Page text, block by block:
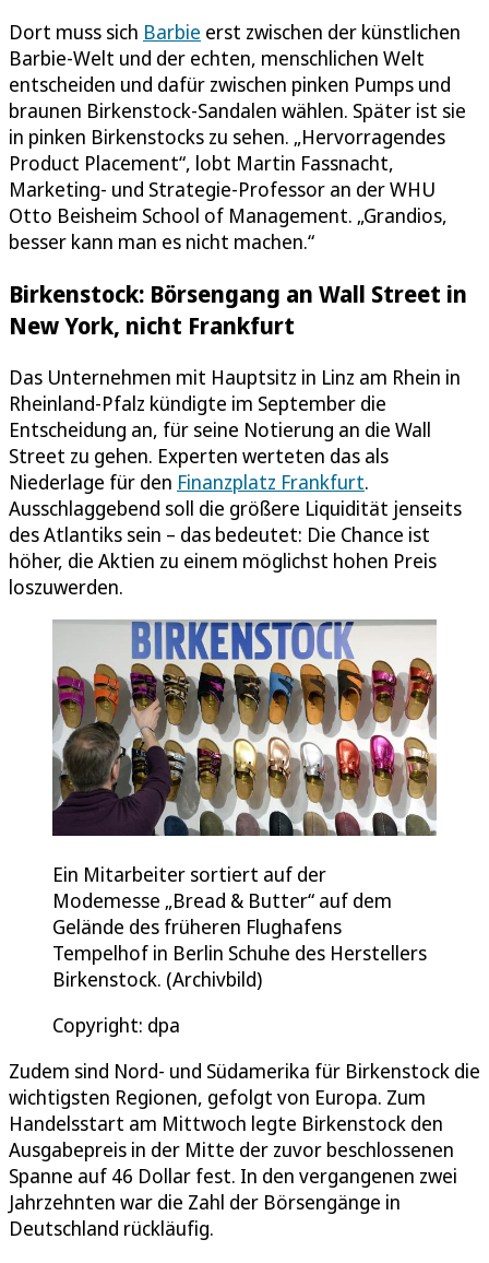
Dort muss sich Barbie erst zwischen der künstlichen
Barbie-Welt und der echten, menschlichen Welt
entscheiden und dafür zwischen pinken Pumps und
braunen Birkenstock-Sandalen wählen. Später ist sie
in pinken Birkenstocks zu sehen. „Hervorragendes
Product Placement“, lobt Martin Fassnacht,
Marketing- und Strategie-Professor an der WHU
Otto Beisheim School of Management. „Grandios,
besser kann man es nicht machen.“
Birkenstock: Börsengang an Wall Street in
New York, nicht Frankfurt
Das Unternehmen mit Hauptsitz in Linz am Rhein in
Rheinland-Pfalz kündigte im September die
Entscheidung an, für seine Notierung an die Wall
Street zu gehen. Experten werteten das als
Niederlage für den Finanzplatz Frankfurt.
Ausschlaggebend soll die größere Liquidität jenseits
des Atlantiks sein – das bedeutet: Die Chance ist
höher, die Aktien zu einem möglichst hohen Preis
loszuwerden.
Ein Mitarbeiter sortiert auf der
Modemesse „Bread & Butter“ auf dem
Gelände des früheren Flughafens
Tempelhof in Berlin Schuhe des Herstellers
Birkenstock. (Archivbild)
Copyright: dpa
Zudem sind Nord- und Südamerika für Birkenstock die
wichtigsten Regionen, gefolgt von Europa. Zum
Handelsstart am Mittwoch legte Birkenstock den
Ausgabepreis in der Mitte der zuvor beschlossenen
Spanne auf 46 Dollar fest. In den vergangenen zwei
Jahrzehnten war die Zahl der Börsengänge in
Deutschland rückläufig.